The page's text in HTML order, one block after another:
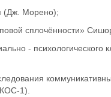
(Дж. Морено);
сплочённости»
- психологического
1).